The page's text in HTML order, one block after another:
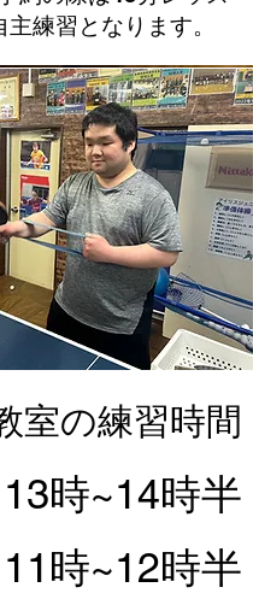
練習となります。
室の練習時間
時~14時半​
時~12時半